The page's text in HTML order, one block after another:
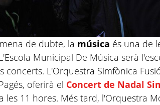
de dubte, la música és una de
Municipal De Música serà
concerts. L'Orquestra Simfònica
, oferirà el Concert de Nadal
les 11 hores. Més tard, l'Orquestra